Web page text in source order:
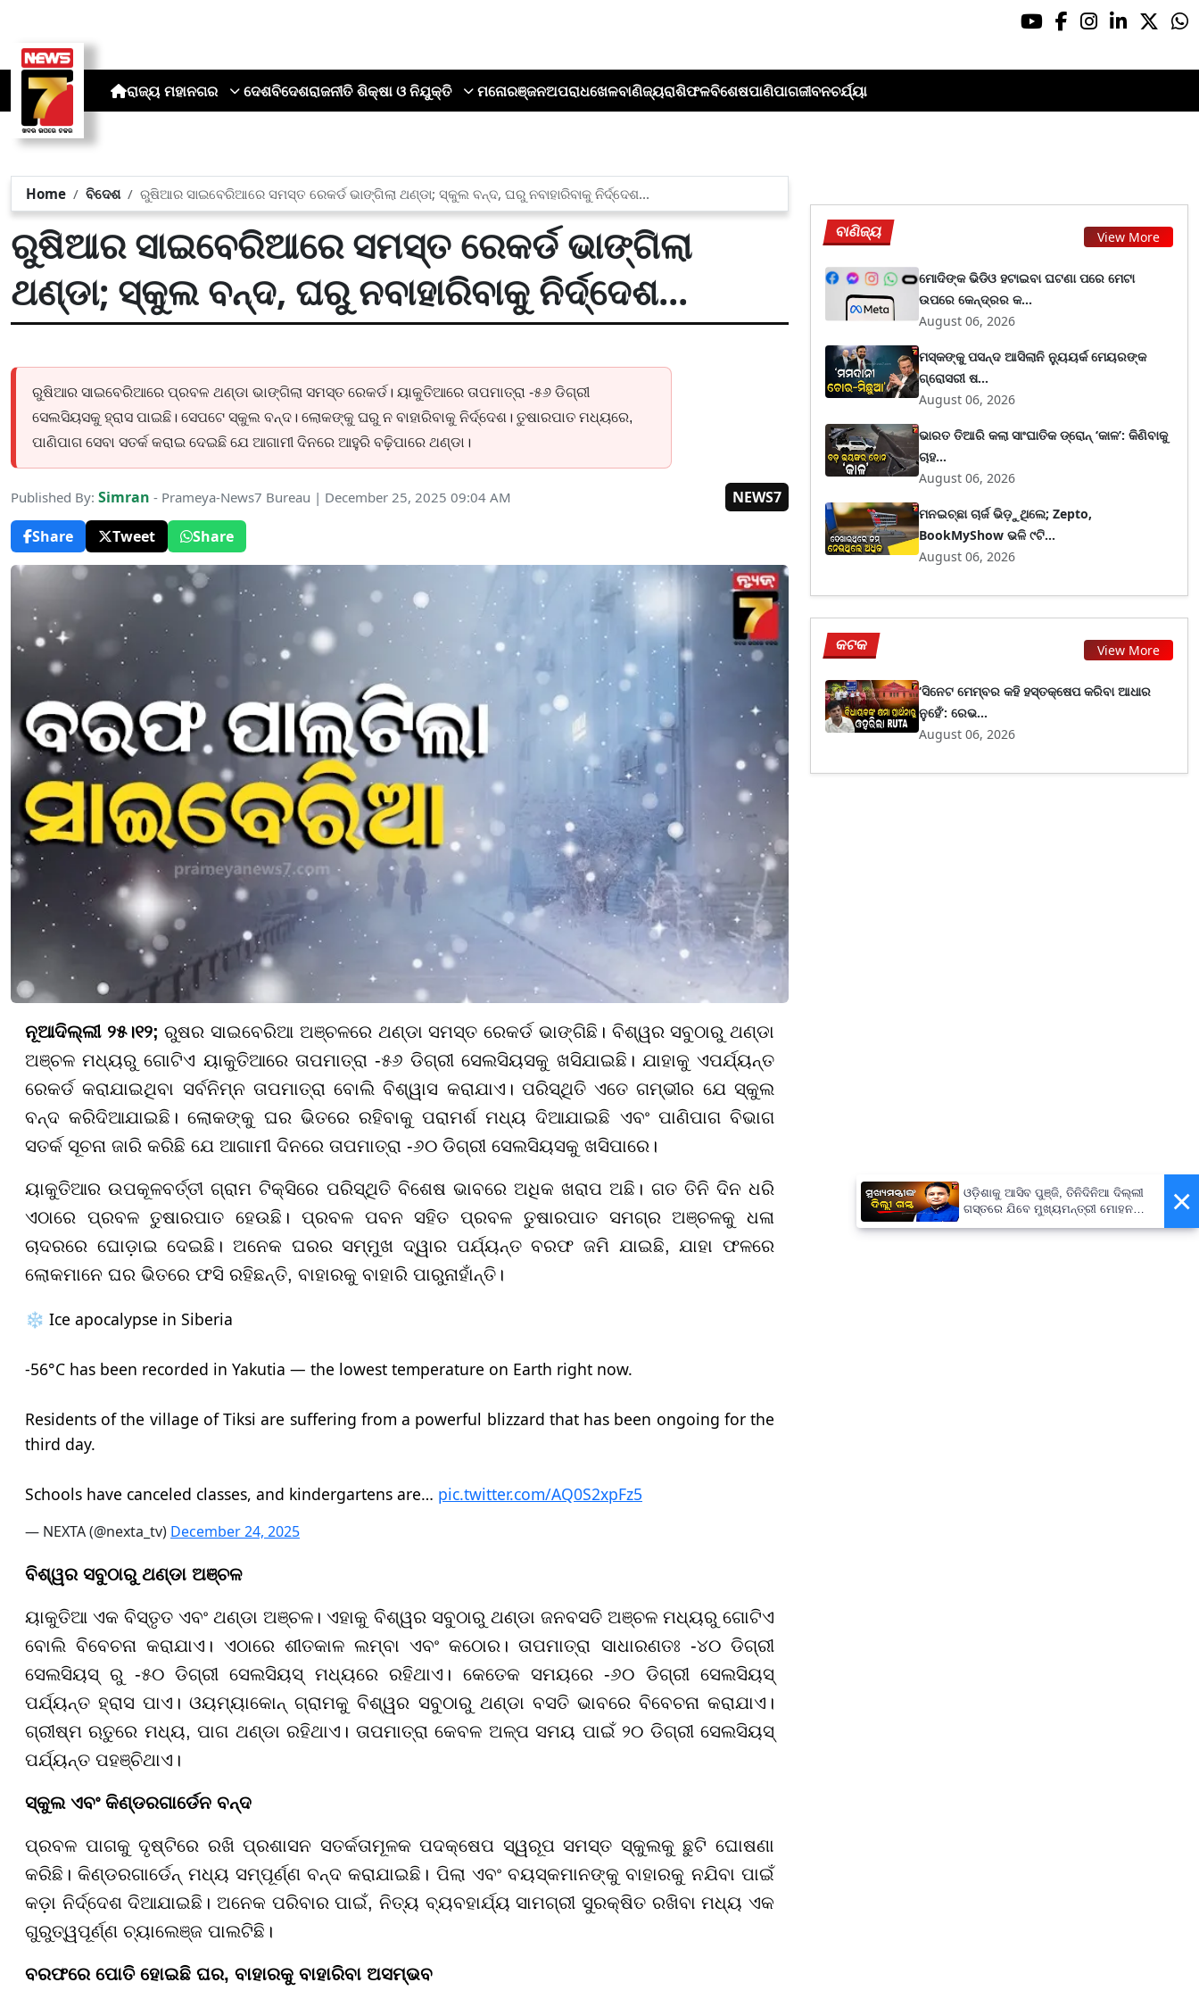
ରାଜ୍ୟ ମହାନଗର ଦେଶବିଦେଶରାଜନୀତି ଶିକ୍ଷା ଓ ନିଯୁକ୍ତି ମନୋରଞ୍ଜନଅପରାଧଖେଳବାଣିଜ୍ୟରାଶିଫଳବିଶେଷପାଣିପାଗଜୀବନଚର୍ଯ୍ୟା
Home ବିଦେଶ ରୁଷିଆର ସାଇବେରିଆରେ ସମସ୍ତ ରେକର୍ଡ ଭାଙ୍ଗିଲା ଥଣ୍ଡା; ସ୍କୁଲ ବନ୍ଦ, ଘରୁ ନବାହାରିବାକୁ ନିର୍ଦ୍ଦେଶ...
ରୁଷିଆର ସାଇବେରିଆରେ ସମସ୍ତ ରେକର୍ଡ ଭାଙ୍ଗିଲା
ଥଣ୍ଡା; ସ୍କୁଲ ବନ୍ଦ, ଘରୁ ନବାହାରିବାକୁ ନିର୍ଦ୍ଦେଶ...
ରୁଷିଆର ସାଇବେରିଆରେ ପ୍ରବଳ ଥଣ୍ଡା ଭାଙ୍ଗିଲା ସମସ୍ତ ରେକର୍ଡ। ୟାକୁତିଆରେ ତାପମାତ୍ରା -୫୬ ଡିଗ୍ରୀ
ସେଲସିୟସକୁ ହ୍ରାସ ପାଇଛି। ସେପଟେ ସ୍କୁଲ ବନ୍ଦ। ଲୋକଙ୍କୁ ଘରୁ ନ ବାହାରିବାକୁ ନିର୍ଦ୍ଦେଶ। ତୁଷାରପାତ ମଧ୍ୟରେ,
ପାଣିପାଗ ସେବା ସତର୍କ କରାଇ ଦେଇଛି ଯେ ଆଗାମୀ ଦିନରେ ଆହୁରି ବଢ଼ିପାରେ ଥଣ୍ଡା।
Published By: Simran - Prameya-News7 Bureau | December 25, 2025 09:04 AM
NEWS7
Share
Tweet Share
ନୂଆଦିଲ୍ଲୀ ୨୫।୧୨;ରୁଷର ସାଇବେରିଆ ଅଞ୍ଚଳରେ ଥଣ୍ଡା ସମସ୍ତ ରେକର୍ଡ ଭାଙ୍ଗିଛି। ବିଶ୍ୱର ସବୁଠାରୁ ଥଣ୍ଡା
ଅଞ୍ଚଳ ମଧ୍ୟରୁ ଗୋଟିଏ ୟାକୁତିଆରେ ତାପମାତ୍ରା -୫୬ ଡିଗ୍ରୀ ସେଲସିୟସକୁ ଖସିଯାଇଛି। ଯାହାକୁ ଏପର୍ଯ୍ୟନ୍ତ
ରେକର୍ଡ କରାଯାଇଥିବା ସର୍ବନିମ୍ନ ତାପମାତ୍ରା ବୋଲି ବିଶ୍ୱାସ କରାଯାଏ। ପରିସ୍ଥିତି ଏତେ ଗମ୍ଭୀର ଯେ ସ୍କୁଲ
ବନ୍ଦ କରିଦିଆଯାଇଛି। ଲୋକଙ୍କୁ ଘର ଭିତରେ ରହିବାକୁ ପରାମର୍ଶ ମଧ୍ୟ ଦିଆଯାଇଛି ଏବଂ ପାଣିପାଗ ବିଭାଗ
ସତର୍କ ସୂଚନା ଜାରି କରିଛି ଯେ ଆଗାମୀ ଦିନରେ ତାପମାତ୍ରା -୬୦ ଡିଗ୍ରୀ ସେଲସିୟସକୁ ଖସିପାରେ।
ୟାକୁତିଆର ଉପକୂଳବର୍ତ୍ତୀ ଗ୍ରାମ ଟିକ୍ସିରେ ପରିସ୍ଥିତି ବିଶେଷ ଭାବରେ ଅଧିକ ଖରାପ ଅଛି। ଗତ ତିନି ଦିନ ଧରି
ଏଠାରେ ପ୍ରବଳ ତୁଷାରପାତ ହେଉଛି। ପ୍ରବଳ ପବନ ସହିତ ପ୍ରବଳ ତୁଷାରପାତ ସମଗ୍ର ଅଞ୍ଚଳକୁ ଧଳା
ଚାଦରରେ ଘୋଡ଼ାଇ ଦେଇଛି। ଅନେକ ଘରର ସମ୍ମୁଖ ଦ୍ୱାର ପର୍ଯ୍ୟନ୍ତ ବରଫ ଜମି ଯାଇଛି, ଯାହା ଫଳରେ
ଲୋକମାନେ ଘର ଭିତରେ ଫସି ରହିଛନ୍ତି, ବାହାରକୁ ବାହାରି ପାରୁନାହାଁନ୍ତି।
❄️ Ice apocalypse in Siberia
-56°C has been recorded in Yakutia — the lowest temperature on Earth right now.
Residents of the village of Tiksi are suffering from a powerful blizzard that has been ongoing for the
third day.
Schools have canceled classes, and kindergartens are… pic.twitter.com/AQ0S2xpFz5
— NEXTA (@nexta_tv) December 24, 2025
ବିଶ୍ୱର ସବୁଠାରୁ ଥଣ୍ଡା ଅଞ୍ଚଳ
ୟାକୁତିଆ ଏକ ବିସ୍ତୃତ ଏବଂ ଥଣ୍ଡା ଅଞ୍ଚଳ। ଏହାକୁ ବିଶ୍ୱର ସବୁଠାରୁ ଥଣ୍ଡା ଜନବସତି ଅଞ୍ଚଳ ମଧ୍ୟରୁ ଗୋଟିଏ
ବୋଲି ବିବେଚନା କରାଯାଏ। ଏଠାରେ ଶୀତକାଳ ଲମ୍ବା ଏବଂ କଠୋର। ତାପମାତ୍ରା ସାଧାରଣତଃ -୪୦ ଡିଗ୍ରୀ
ସେଲସିୟସ୍ ରୁ -୫୦ ଡିଗ୍ରୀ ସେଲସିୟସ୍ ମଧ୍ୟରେ ରହିଥାଏ। କେତେକ ସମୟରେ -୬୦ ଡିଗ୍ରୀ ସେଲସିୟସ୍
ପର୍ଯ୍ୟନ୍ତ ହ୍ରାସ ପାଏ। ଓୟମ୍ୟାକୋନ୍ ଗ୍ରାମକୁ ବିଶ୍ୱର ସବୁଠାରୁ ଥଣ୍ଡା ବସତି ଭାବରେ ବିବେଚନା କରାଯାଏ।
ଗ୍ରୀଷ୍ମ ଋତୁରେ ମଧ୍ୟ, ପାଗ ଥଣ୍ଡା ରହିଥାଏ। ତାପମାତ୍ରା କେବଳ ଅଳ୍ପ ସମୟ ପାଇଁ ୨୦ ଡିଗ୍ରୀ ସେଲସିୟସ୍
ପର୍ଯ୍ୟନ୍ତ ପହଞ୍ଚିଥାଏ।
ସ୍କୁଲ ଏବଂ କିଣ୍ଡରଗାର୍ଡେନ ବନ୍ଦ
ପ୍ରବଳ ପାଗକୁ ଦୃଷ୍ଟିରେ ରଖି ପ୍ରଶାସନ ସତର୍କତାମୂଳକ ପଦକ୍ଷେପ ସ୍ୱରୂପ ସମସ୍ତ ସ୍କୁଲକୁ ଛୁଟି ଘୋଷଣା
କରିଛି। କିଣ୍ଡରଗାର୍ଡେନ୍ ମଧ୍ୟ ସମ୍ପୂର୍ଣ୍ଣ ବନ୍ଦ କରାଯାଇଛି। ପିଲା ଏବଂ ବୟସ୍କମାନଙ୍କୁ ବାହାରକୁ ନଯିବା ପାଇଁ
କଡ଼ା ନିର୍ଦ୍ଦେଶ ଦିଆଯାଇଛି। ଅନେକ ପରିବାର ପାଇଁ, ନିତ୍ୟ ବ୍ୟବହାର୍ଯ୍ୟ ସାମଗ୍ରୀ ସୁରକ୍ଷିତ ରଖିବା ମଧ୍ୟ ଏକ
ଗୁରୁତ୍ୱପୂର୍ଣ୍ଣ ଚ୍ୟାଲେଞ୍ଜ ପାଲଟିଛି।
ବରଫରେ ପୋତି ହୋଇଛି ଘର, ବାହାରକୁ ବାହାରିବା ଅସମ୍ଭବ
ବାଣିଜ୍ୟ View More
ମୋଦିଙ୍କ ଭିଡିଓ ହଟାଇବା ଘଟଣା ପରେ ମେଟା
ଉପରେ କେନ୍ଦ୍ରର କ...
August 06, 2026
ମସ୍କଙ୍କୁ ପସନ୍ଦ ଆସିଲାନି ନ୍ୟୁୟର୍କ ମେୟରଙ୍କ
ଗ୍ରୋସରୀ ଷ...
August 06, 2026
ଭାରତ ତିଆରି କଲା ସାଂଘାତିକ ଡ୍ରୋନ୍ ‘କାଳ’: କିଣିବାକୁ
ଚାହ...
August 06, 2026
ମନଇଚ୍ଛା ଚାର୍ଜ ଭିଡ଼ୁଥିଲେ; Zepto,
BookMyShow ଭଳି ୯ଟି...
August 06, 2026
କଟକ View More
‘ସିନେଟ ମେମ୍ବର କହି ହସ୍ତକ୍ଷେପ କରିବା ଆଧାର
ନୁହେଁ’: ରେଭ...
August 06, 2026
×
ଓଡ଼ିଶାକୁ ଆସିବ ପୁଞ୍ଜି, ତିନିଦିନିଆ ଦିଲ୍ଲୀ
ଗସ୍ତରେ ଯିବେ ମୁଖ୍ୟମନ୍ତ୍ରୀ ମୋହନ
ମାଝୀ